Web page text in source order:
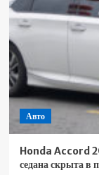
Авто
Honda Accord
седана скрыта в